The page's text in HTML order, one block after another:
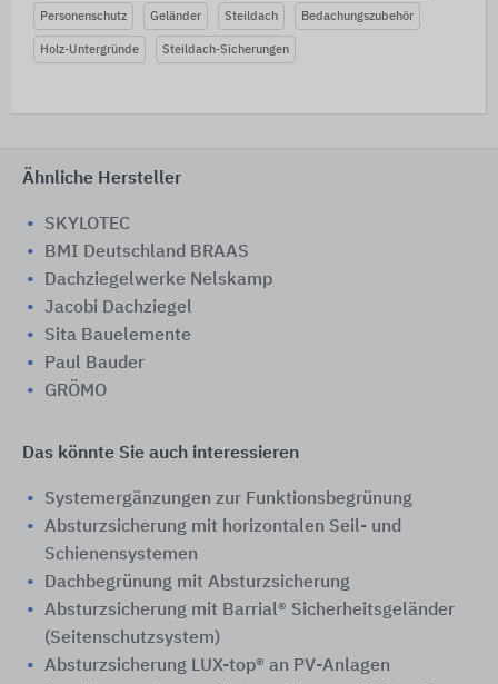
Personenschutz Geländer Steildach Bedachungszubehör
Holz-Untergründe Steildach-Sicherungen
Ähnliche Hersteller
SKYLOTEC
BMI Deutschland BRAAS
Dachziegelwerke Nelskamp
Jacobi Dachziegel
Sita Bauelemente
Paul Bauder
GRÖMO
Das könnte Sie auch interessieren
Systemergänzungen zur Funktionsbegrünung
Absturzsicherung mit horizontalen Seil- und
Schienensystemen
Dachbegrünung mit Absturzsicherung
Absturzsicherung mit Barrial® Sicherheitsgeländer
(Seitenschutzsystem)
Absturzsicherung LUX-top® an PV-Anlagen